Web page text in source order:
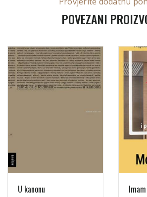
POVEZANI
U kanonu